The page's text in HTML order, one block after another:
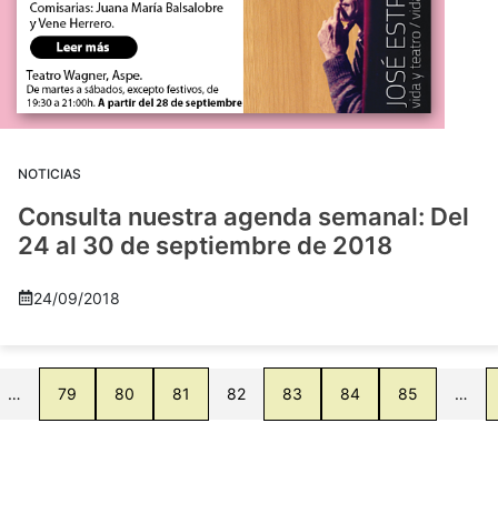
NOTICIAS
Consulta nuestra agenda semanal: Del
24 al 30 de septiembre de 2018
24/09/2018
… 79 80 81 82 83 84 85 …